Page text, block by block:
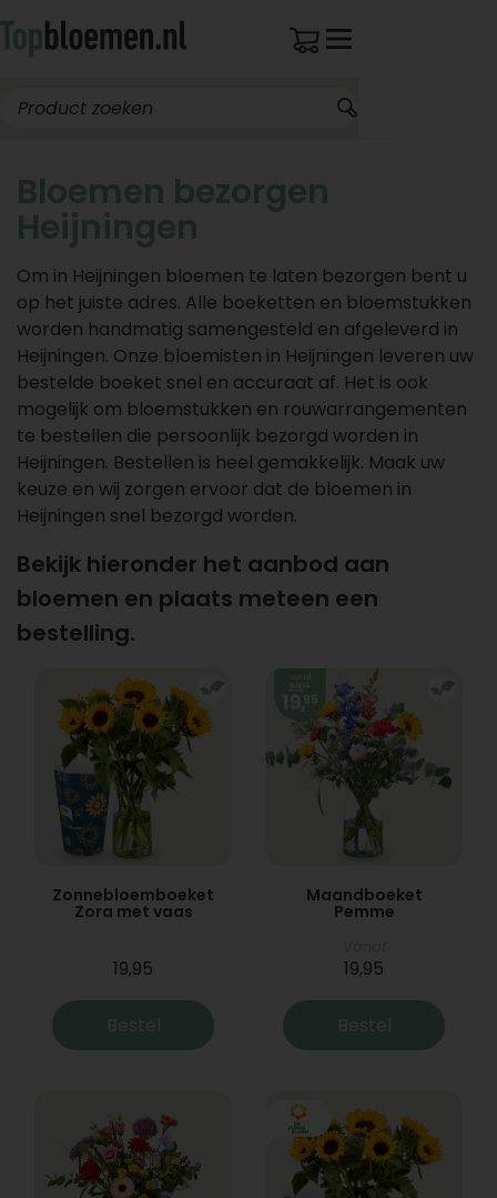
Bloemen bezorgen
Heijningen
Om in Heijningen bloemen te laten bezorgen bent u
op het juiste adres. Alle boeketten en bloemstukken
worden handmatig samengesteld en afgeleverd in
Heijningen. Onze bloemisten in Heijningen leveren uw
bestelde boeket snel en accuraat af. Het is ook
mogelijk om bloemstukken en rouwarrangementen
te bestellen die persoonlijk bezorgd worden in
Heijningen. Bestellen is heel gemakkelijk. Maak uw
keuze en wij zorgen ervoor dat de bloemen in
Heijningen snel bezorgd worden.
Bekijk hieronder het aanbod aan
bloemen en plaats meteen een
bestelling.
Zonnebloemboeket
Zora met vaas
19,95
Bestel
Maandboeket
Pemme
19,95
Bestel